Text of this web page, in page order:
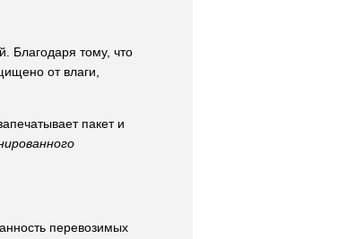
Благодаря тому, что
от влаги,
пакет и
перевозимых